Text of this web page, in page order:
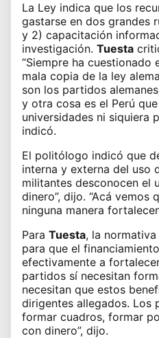
La Ley indica que los
gastarse en dos grandes
y 2) capacitación
investigación. Tuesta
“Siempre ha cuestionado
mala copia de la ley
son los partidos
y otra cosa es el Perú
universidades ni siquiera
indicó.
El politólogo indicó que
interna y externa del uso
militantes desconocen el
dinero”, dijo. “Acá vemos
ninguna manera
Para Tuesta, la
para que el
efectivamente a
partidos sí necesitan
necesitan que estos
dirigentes allegados. Los
formar cuadros, formar
con dinero”, dijo.